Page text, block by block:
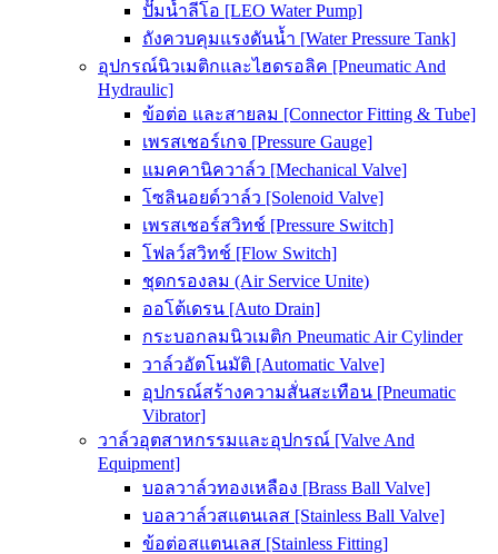
ปั๊มน้ำลีโอ [LEO Water Pump]
ถังควบคุมแรงดันน้ำ [Water Pressure Tank]
อุปกรณ์นิวเมติกและไฮดรอลิค [Pneumatic And
Hydraulic]
ข้อต่อ และสายลม [Connector Fitting & Tube]
เพรสเชอร์เกจ [Pressure Gauge]
แมคคานิควาล์ว [Mechanical Valve]
โซลินอยด์วาล์ว [Solenoid Valve]
เพรสเชอร์สวิทช์ [Pressure Switch]
โฟลว์สวิทช์ [Flow Switch]
ชุดกรองลม (Air Service Unite)
ออโต้เดรน [Auto Drain]
กระบอกลมนิวเมติก Pneumatic Air Cylinder
วาล์วอัตโนมัติ [Automatic Valve]
อุปกรณ์สร้างความสั่นสะเทือน [Pneumatic
Vibrator]
วาล์วอุตสาหกรรมและอุปกรณ์ [Valve And
Equipment]
บอลวาล์วทองเหลือง [Brass Ball Valve]
บอลวาล์วสแตนเลส [Stainless Ball Valve]
ข้อต่อสแตนเลส [Stainless Fitting]